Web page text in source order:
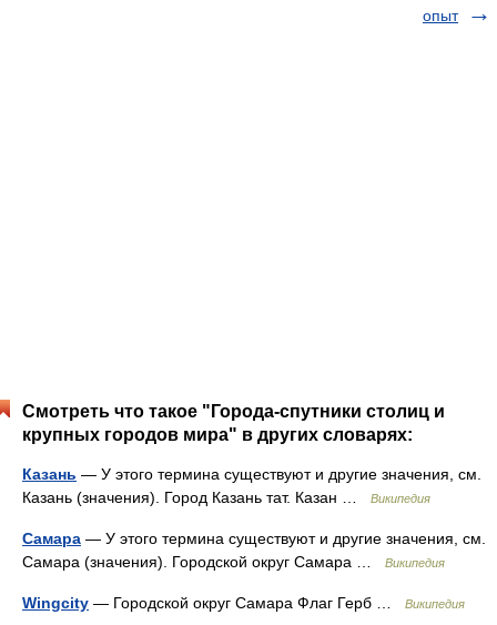
опыт
Смотреть что такое "Города-спутники столиц и
крупных городов мира" в других словарях:
Казань — У этого термина существуют и другие значения, см.
Казань (значения). Город Казань тат. Казан …
Википедия
Самара — У этого термина существуют и другие значения, см.
Самара (значения). Городской округ Самара …
Википедия
Wingcity — Городской округ Самара Флаг Герб … Википедия